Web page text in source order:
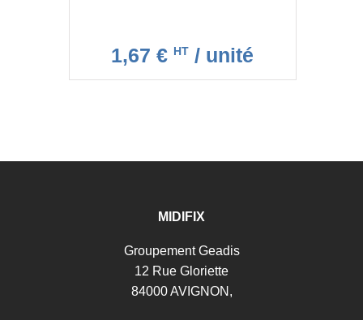
1,67 € HT / unité
MIDIFIX
Groupement Geadis
12 Rue Gloriette
84000 AVIGNON,